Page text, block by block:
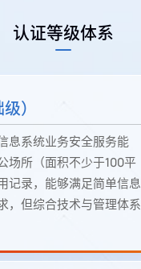
认证等级体系
）
息系统业务安全服务能
场所（面积不少于100平
记录，能够满足简单信息
，但综合技术与管理体系